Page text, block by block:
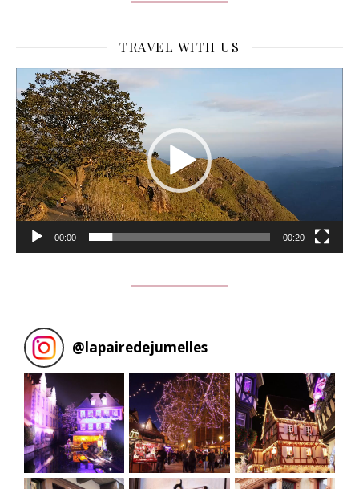
TRAVEL WITH US
Lecteur
vidéo
00:00 00:20
@lapairedejumelles